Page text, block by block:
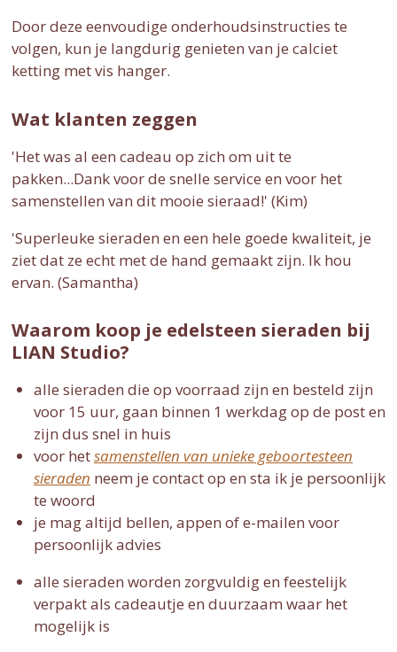
Door deze eenvoudige onderhoudsinstructies te
volgen, kun je langdurig genieten van je calciet
ketting met vis hanger.
Wat klanten zeggen
'Het was al een cadeau op zich om uit te
pakken...Dank voor de snelle service en voor het
samenstellen van dit mooie sieraad!' (Kim)
'Superleuke sieraden en een hele goede kwaliteit, je
ziet dat ze echt met de hand gemaakt zijn. Ik hou
ervan. (Samantha)
Waarom koop je edelsteen sieraden bij
LIAN Studio?
alle sieraden die op voorraad zijn en besteld zijn
voor 15 uur, gaan binnen 1 werkdag op de post en
zijn dus snel in huis
voor hetsamenstellen van unieke geboortesteen
sieraden neem je contact op en sta ik je persoonlijk
te woord
je mag altijd bellen, appen of e-mailen voor
persoonlijk advies
alle sieraden worden zorgvuldig en feestelijk
verpakt als cadeautje en duurzaam waar het
mogelijk is